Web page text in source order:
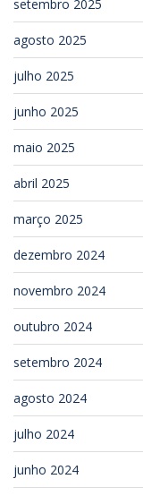
setembro 2025
agosto 2025
julho 2025
junho 2025
maio 2025
abril 2025
março 2025
dezembro 2024
novembro 2024
outubro 2024
setembro 2024
agosto 2024
julho 2024
junho 2024